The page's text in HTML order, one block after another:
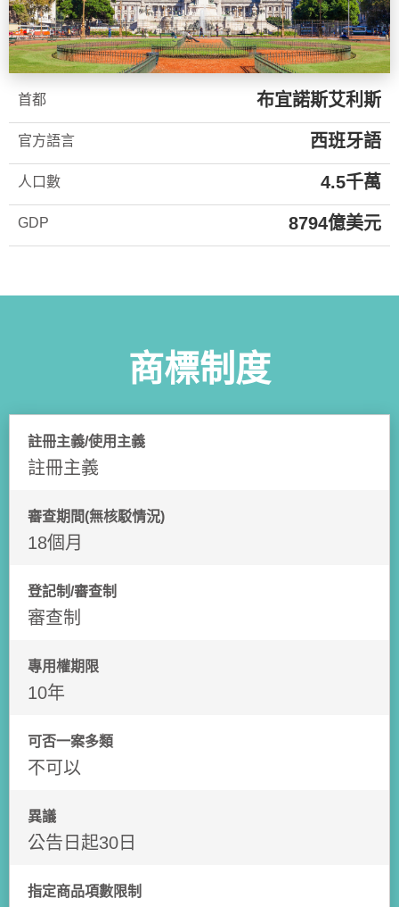
布宜諾斯艾利斯
首都
西班牙語
官方語言
4.5千萬
人口數
8794億美元
GDP
商標制度
註冊主義/使用主義
註冊主義
審查期間(無核駁情況)
18個月
登記制/審查制
審查制
專用權期限
10年
可否一案多類
不可以
異議
公告日起30日
指定商品項數限制